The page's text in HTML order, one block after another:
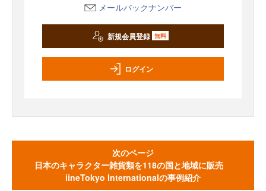
メールバックナンバー
新規会員登録 無料
ログイン
次のページ
日本のキャラクター雑貨類を118の国と地域に販売
iineTokyo Internationalの事例紹介